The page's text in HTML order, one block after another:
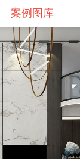
案例图库